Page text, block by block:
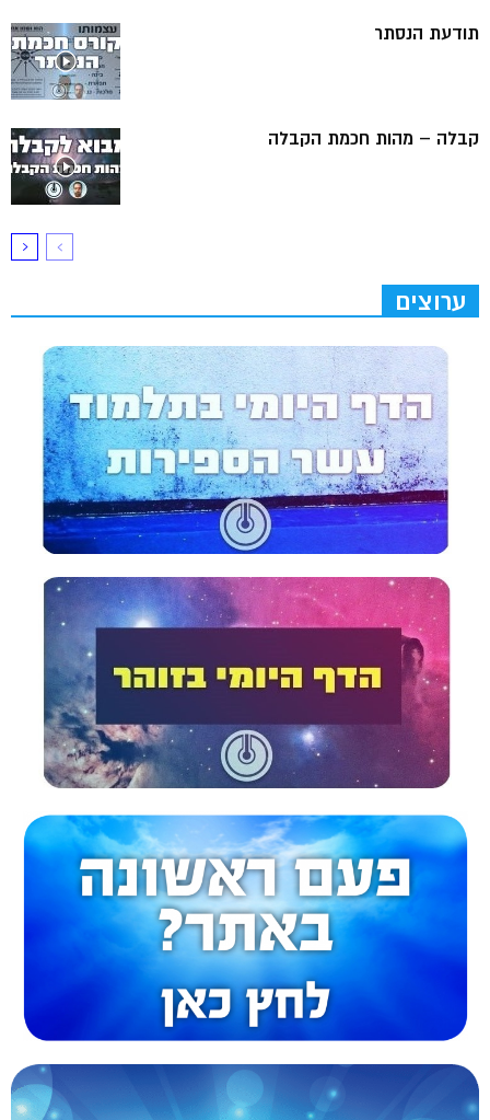
תודעת הנסתר
קבלה – מהות חכמת הקבלה
ערוצים